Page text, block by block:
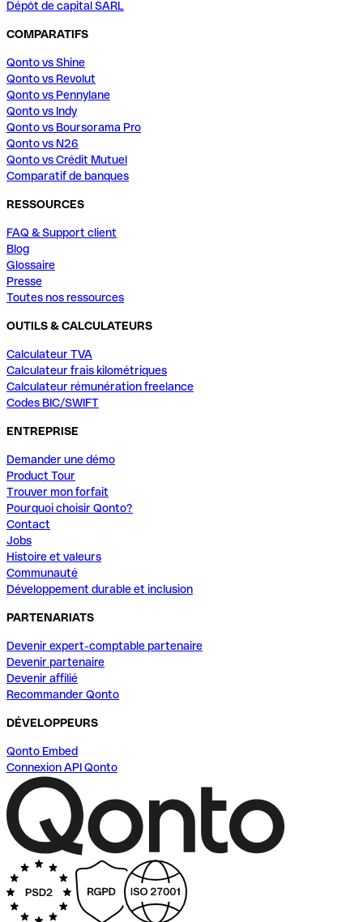
Dépôt de capital SARL
COMPARATIFS
Qonto vs Shine
Qonto vs Revolut
Qonto vs Pennylane
Qonto vs Indy
Qonto vs Boursorama Pro
Qonto vs N26
Qonto vs Crédit Mutuel
Comparatif de banques
RESSOURCES
FAQ & Support client
Blog
Glossaire
Presse
Toutes nos ressources
OUTILS & CALCULATEURS
Calculateur TVA
Calculateur frais kilométriques
Calculateur rémunération freelance
Codes BIC/SWIFT
ENTREPRISE
Demander une démo
Product Tour
Trouver mon forfait
Pourquoi choisir Qonto?
Contact
Jobs
Histoire et valeurs
Communauté
Développement durable et inclusion
PARTENARIATS
Devenir expert-comptable partenaire
Devenir partenaire
Devenir affilié
Recommander Qonto
DÉVELOPPEURS
Qonto Embed
Connexion API Qonto